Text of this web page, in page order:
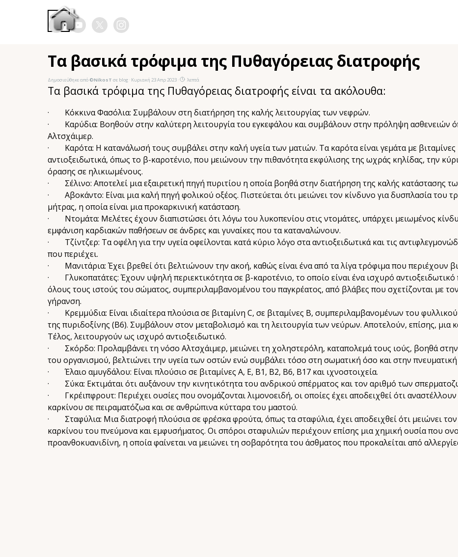
Παράλειψη μενού
Τα βασικά τρόφιμα της Πυθαγόρειας διατροφής
Δημοσιεύθηκε από©NikosT σε blog · Κυριακή 23 Απρ 2023 · λεπτά
Τα βασικά τρόφιμα της Πυθαγόρειας διατροφής είναι τα ακόλουθα:
· Κόκκινα Φασόλια: Συμβάλουν στη διατήρηση της καλής λειτουργίας των νεφρών.
· Καρύδια: Βοηθούν στην καλύτερη λειτουργία του εγκεφάλου και συμβάλουν στην πρόληψη ασθενειών
Αλτσχάιμερ.
· Καρότα: Η κατανάλωσή τους συμβάλει στην καλή υγεία των ματιών. Τα καρότα είναι γεμάτα με βιταμίνες
αντιοξειδωτικά, όπως το β-καροτένιο, που μειώνουν την πιθανότητα εκφύλισης της ωχράς κηλίδας, την
όρασης σε ηλικιωμένους.
· Σέλινο: Αποτελεί μια εξαιρετική πηγή πυριτίου η οποία βοηθά στην διατήρηση της καλής κατάστασης
· Αβοκάντο: Είναι μια καλή πηγή φολικού οξέος. Πιστεύεται ότι μειώνει τον κίνδυνο για δυσπλασία του
μήτρας, η οποία είναι μια προκαρκινική κατάσταση.
· Ντομάτα: Μελέτες έχουν διαπιστώσει ότι λόγω του λυκοπενίου στις ντομάτες, υπάρχει μειωμένος
εμφάνιση καρδιακών παθήσεων σε άνδρες και γυναίκες που τα καταναλώνουν.
· Τζίντζερ: Τα οφέλη για την υγεία οφείλονται κατά κύριο λόγο στα αντιοξειδωτικά και τις
που περιέχει.
· Μανιτάρια: Έχει βρεθεί ότι βελτιώνουν την ακοή, καθώς είναι ένα από τα λίγα τρόφιμα που περιέχουν
· Γλυκοπατάτες: Έχουν υψηλή περιεκτικότητα σε β-καροτένιο, το οποίο είναι ένα ισχυρό
όλους τους ιστούς του σώματος, συμπεριλαμβανομένου του παγκρέατος, από βλάβες που σχετίζονται με
γήρανση.
· Κρεμμύδια: Είναι ιδιαίτερα πλούσια σε βιταμίνη C, σε βιταμίνες Β, συμπεριλαμβανομένων του φυλλικού
της πυριδοξίνης (B6). Συμβάλουν στον μεταβολισμό και τη λειτουργία των νεύρων. Αποτελούν, επίσης, μια
Τέλος, λειτουργούν ως ισχυρό αντιοξειδωτικό.
· Σκόρδο: Προλαμβάνει τη νόσο Αλτσχάιμερ, μειώνει τη χοληστερόλη, καταπολεμά τους ιούς, βοηθά
του οργανισμού, βελτιώνει την υγεία των οστών ενώ συμβάλει τόσο στη σωματική όσο και στην
· Έλαιο αμυγδάλου: Είναι πλούσιο σε βιταμίνες Α, Ε, Β1, Β2, Β6, Β17 και ιχνοστοιχεία.
· Σύκα: Εκτιμάται ότι αυξάνουν την κινητικότητα του ανδρικού σπέρματος και τον αριθμό των
· Γκρέιπφρουτ: Περιέχει ουσίες που ονομάζονται λιμονοειδή, οι οποίες έχει αποδειχθεί ότι
καρκίνου σε πειραματόζωα και σε ανθρώπινα κύτταρα του μαστού.
· Σταφύλια: Μια διατροφή πλούσια σε φρέσκα φρούτα, όπως τα σταφύλια, έχει αποδειχθεί ότι μειώνει
καρκίνου του πνεύμονα και εμφυσήματος. Οι σπόροι σταφυλιών περιέχουν επίσης μια χημική ουσία που
προανθοκυανιδίνη, η οποία φαίνεται να μειώνει τη σοβαρότητα του άσθματος που προκαλείται από